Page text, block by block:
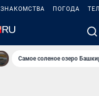
ЗНАКОМСТВА ПОГОДА
Самое соленое озеро